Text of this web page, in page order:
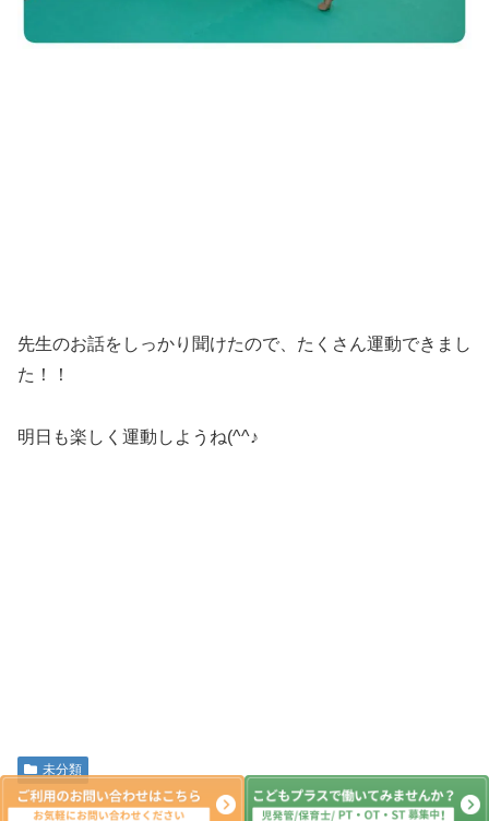
先生のお話をしっかり聞けたので、たくさん運動できまし
た！！
明日も楽しく運動しようね(^^♪
未分類